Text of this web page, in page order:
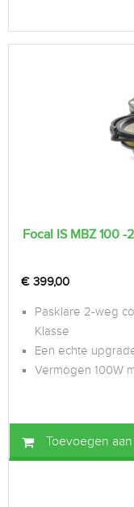
Focal IS MBZ 100
€ 399,00
Pasklare 2-weg
Klasse
Een echte
Vermogen 100W
Toevoegen